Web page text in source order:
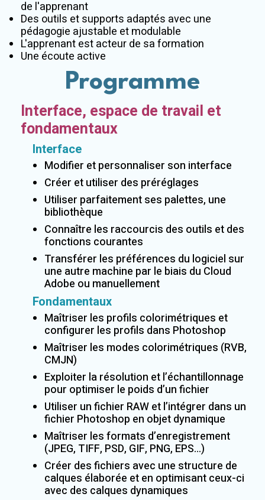
de l'apprenant
Des outils et supports adaptés avec une
pédagogie ajustable et modulable
L'apprenant est acteur de sa formation
Une écoute active
Programme
Interface, espace de travail et
fondamentaux
Interface
Modifier et personnaliser son interface
Créer et utiliser des préréglages
Utiliser parfaitement ses palettes, une
bibliothèque
Connaître les raccourcis des outils et des
fonctions courantes
Transférer les préférences du logiciel sur
une autre machine par le biais du Cloud
Adobe ou manuellement
Fondamentaux
Maîtriser les profils colorimétriques et
configurer les profils dans Photoshop
Maîtriser les modes colorimétriques (RVB,
CMJN)
Exploiter la résolution et l’échantillonnage
pour optimiser le poids d’un fichier
Utiliser un fichier RAW et l’intégrer dans un
fichier Photoshop en objet dynamique
Maîtriser les formats d’enregistrement
(JPEG, TIFF, PSD, GIF, PNG, EPS…)
Créer des fichiers avec une structure de
calques élaborée et en optimisant ceux-ci
avec des calques dynamiques